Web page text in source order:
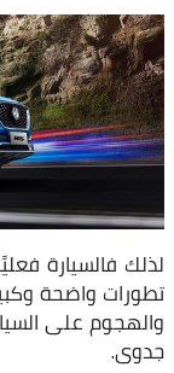
لذلك فالسيارة
والهجوم على
جدوى.